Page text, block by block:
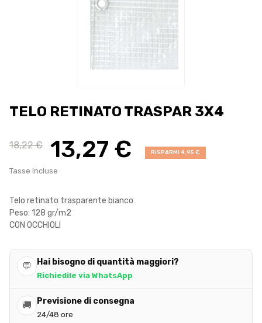
TELO RETINATO TRASPAR 3X4
18,22 € 13,27 € RISPARMI 4,95 €
Tasse incluse
Telo retinato trasparente bianco
Peso: 128 gr/m2
CON OCCHIOLI
💬 Hai bisogno di quantità maggiori?
Richiedile via WhatsApp
🚚 Previsione di consegna
24/48 ore